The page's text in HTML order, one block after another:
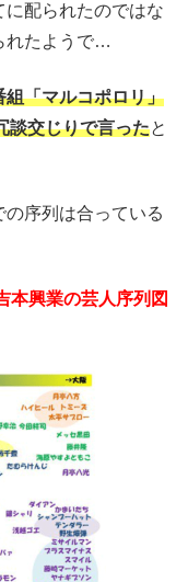
配られたのではな
れたようで…
組「マルコポロリ」
談交じりで言ったと
序列は合っている
本興業の芸人序列図